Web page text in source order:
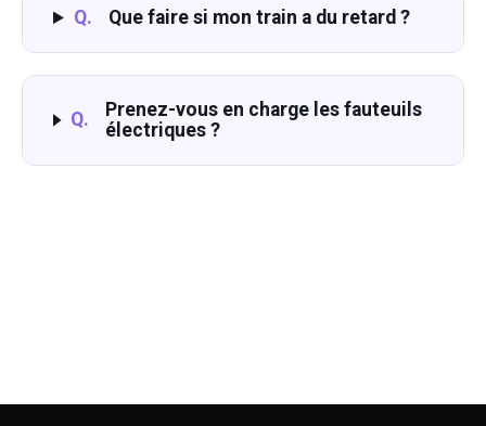
Q. Que faire si mon train a du retard ?
Q.
Prenez-vous en charge les fauteuils
électriques ?